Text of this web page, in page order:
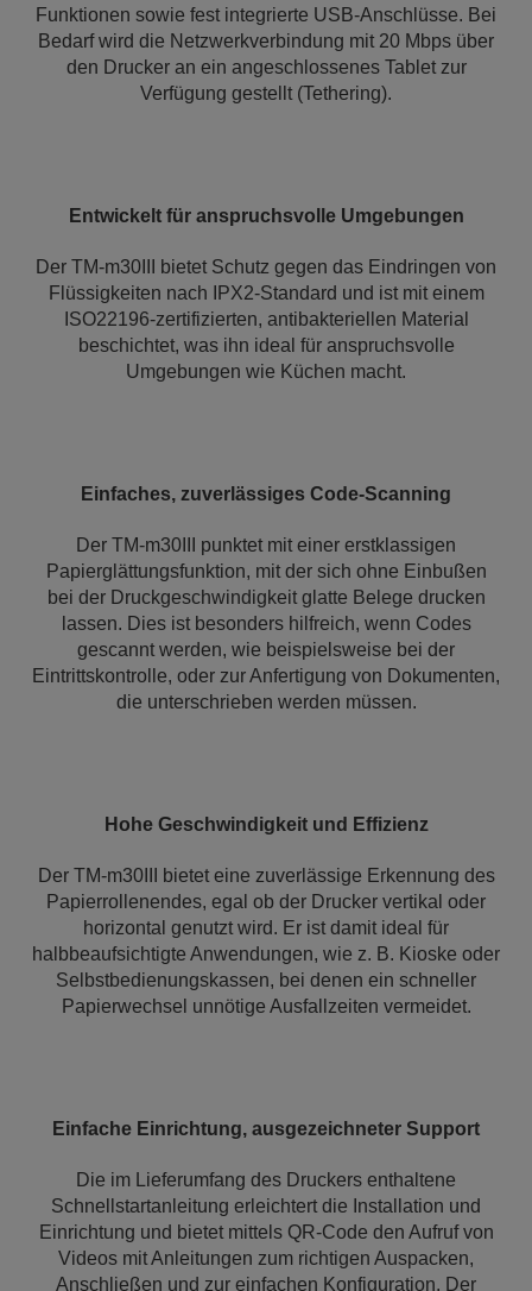
Funktionen sowie fest integrierte USB-Anschlüsse. Bei
Bedarf wird die Netzwerkverbindung mit 20 Mbps über
den Drucker an ein angeschlossenes Tablet zur
Verfügung gestellt (Tethering).
Entwickelt für anspruchsvolle Umgebungen
Der TM-m30III bietet Schutz gegen das Eindringen von
Flüssigkeiten nach IPX2-Standard und ist mit einem
ISO22196-zertifizierten, antibakteriellen Material
beschichtet, was ihn ideal für anspruchsvolle
Umgebungen wie Küchen macht.
Einfaches, zuverlässiges Code-Scanning
Der TM-m30III punktet mit einer erstklassigen
Papierglättungsfunktion, mit der sich ohne Einbußen
bei der Druckgeschwindigkeit glatte Belege drucken
lassen. Dies ist besonders hilfreich, wenn Codes
gescannt werden, wie beispielsweise bei der
Eintrittskontrolle, oder zur Anfertigung von Dokumenten,
die unterschrieben werden müssen.
Hohe Geschwindigkeit und Effizienz
Der TM-m30III bietet eine zuverlässige Erkennung des
Papierrollenendes, egal ob der Drucker vertikal oder
horizontal genutzt wird. Er ist damit ideal für
halbbeaufsichtigte Anwendungen, wie z. B. Kioske oder
Selbstbedienungskassen, bei denen ein schneller
Papierwechsel unnötige Ausfallzeiten vermeidet.
Einfache Einrichtung, ausgezeichneter Support
Die im Lieferumfang des Druckers enthaltene
Schnellstartanleitung erleichtert die Installation und
Einrichtung und bietet mittels QR-Code den Aufruf von
Videos mit Anleitungen zum richtigen Auspacken,
Anschließen und zur einfachen Konfiguration. Der